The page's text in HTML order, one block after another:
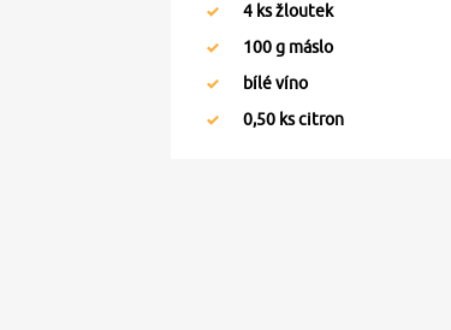
4 ks žloutek
100g máslo
bílé víno
0,50 ks citron